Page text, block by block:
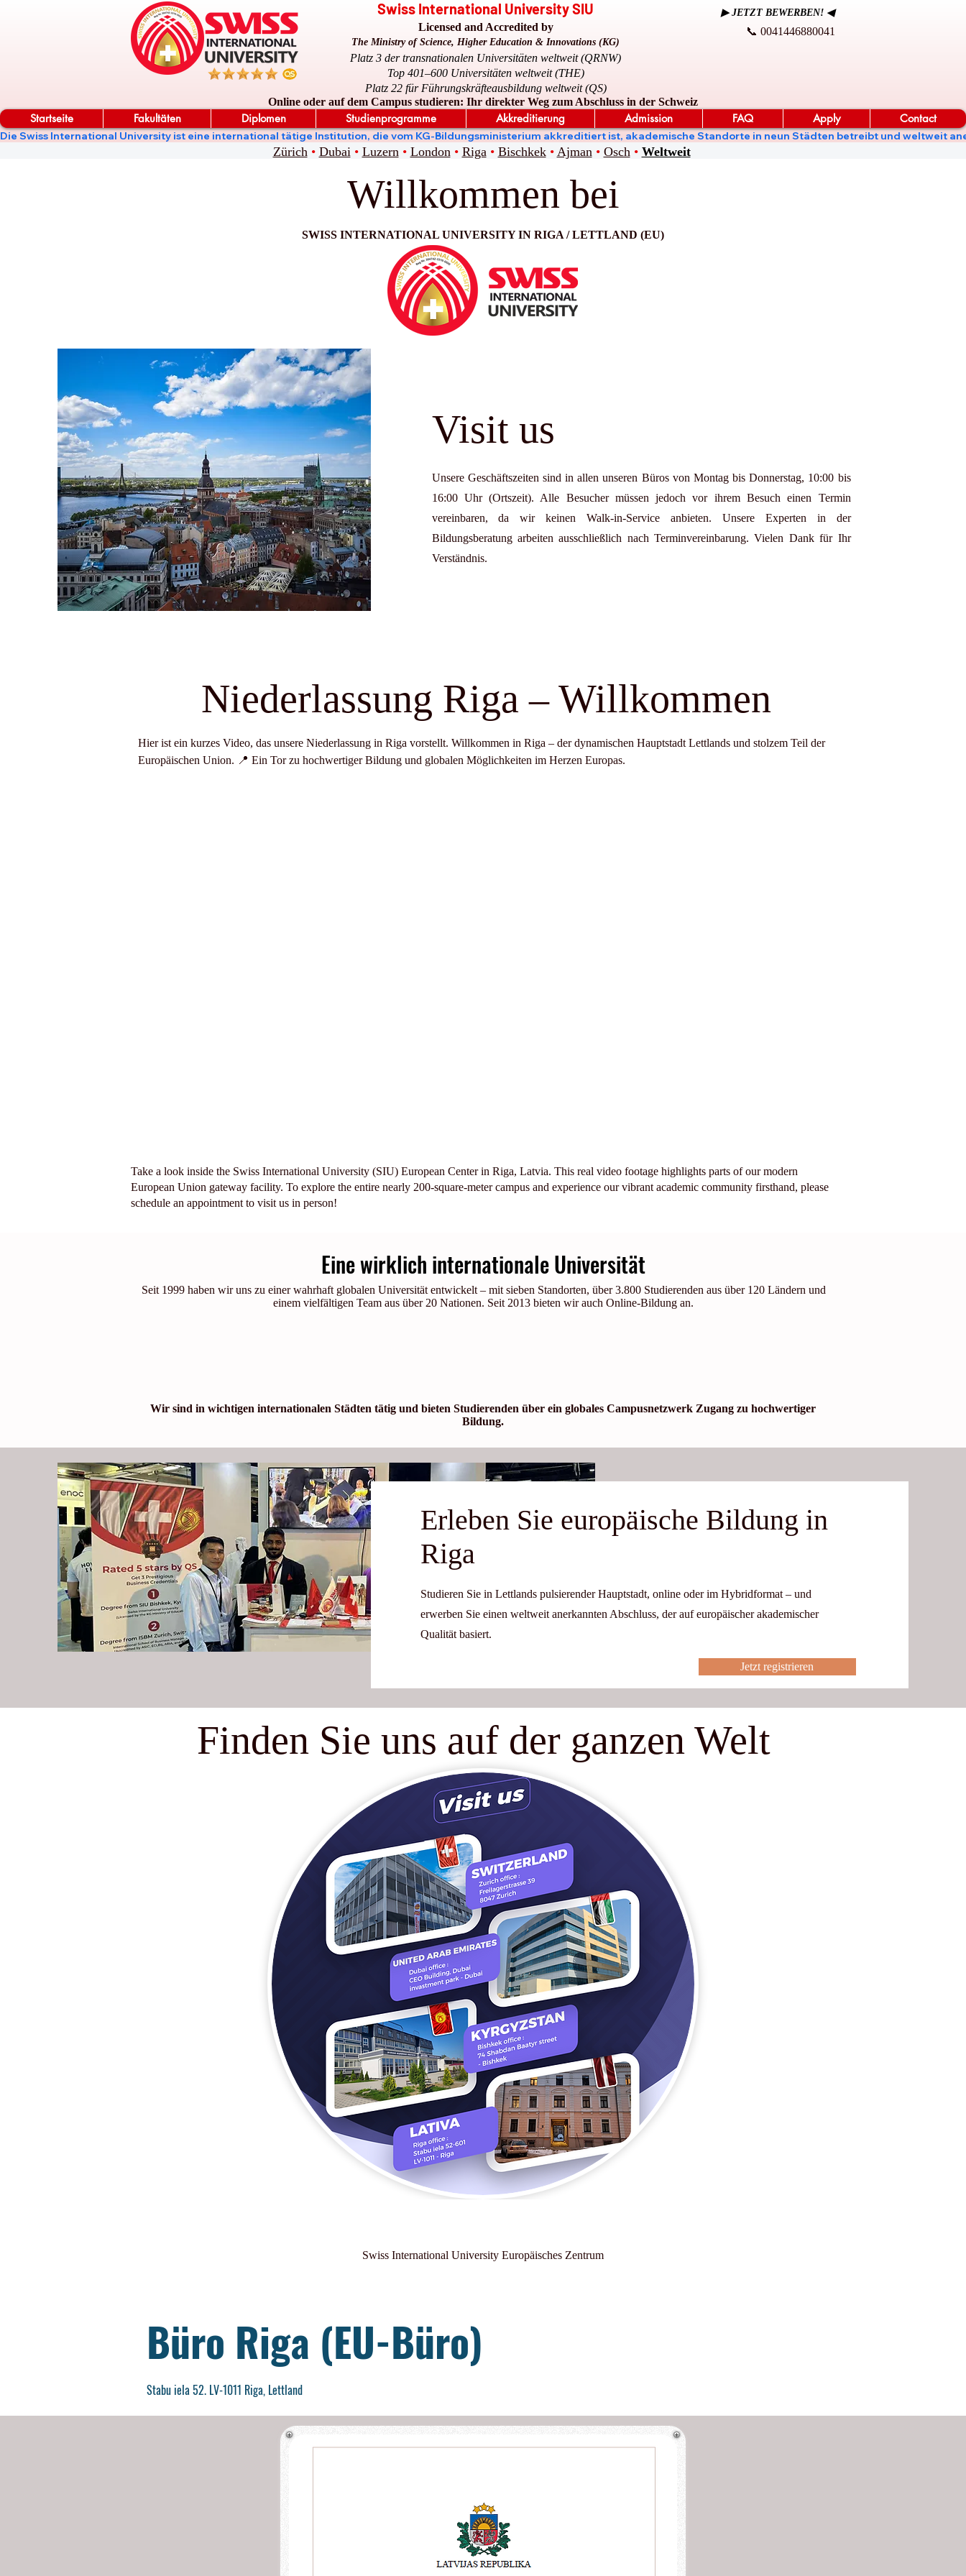
Swiss International University SIU
Licensed and Accredited by
The Ministry of Science, Higher Education & Innovations (KG)
Platz 3 der transnationalen Universitäten weltweit (QRNW)
Top 401–600 Universitäten weltweit (THE)
▶ JETZT BEWERBEN! ◀
📞 0041446880041
Platz 22 für Führungskräfteausbildung weltweit (QS)
Online oder auf dem Campus studieren: Ihr direkter Weg zum Abschluss in der Schweiz
Startseite Fakultäten Diplomen Studienprogramme Akkreditierung Admission FAQ Apply Contact
Die Swiss International University ist eine international tätige Institution, die vom KG-Bildungsministerium akkreditiert ist, akademische Standorte in neun Städten betreibt und weltweit
Zürich • Dubai • Luzern • London • Riga • Bischkek • Ajman • Osch • Weltweit
Willkommen bei
SWISS INTERNATIONAL UNIVERSITY IN RIGA / LETTLAND (EU)
Visit us
Unsere Geschäftszeiten sind in allen unseren Büros von Montag bis Donnerstag, 10:00 bis
16:00 Uhr (Ortszeit). Alle Besucher müssen jedoch vor ihrem Besuch einen Termin
vereinbaren, da wir keinen Walk-in-Service anbieten. Unsere Experten in der
Bildungsberatung arbeiten ausschließlich nach Terminvereinbarung. Vielen Dank für Ihr
Verständnis.
Niederlassung Riga – Willkommen
Hier ist ein kurzes Video, das unsere Niederlassung in Riga vorstellt. Willkommen in Riga – der dynamischen Hauptstadt Lettlands und stolzem Teil der
Europäischen Union. 📍 Ein Tor zu hochwertiger Bildung und globalen Möglichkeiten im Herzen Europas.
Take a look inside the Swiss International University (SIU) European Center in Riga, Latvia. This real video footage highlights parts of our modern
European Union gateway facility. To explore the entire nearly 200-square-meter campus and experience our vibrant academic community firsthand, please
schedule an appointment to visit us in person!
Eine wirklich internationale Universität
Seit 1999 haben wir uns zu einer wahrhaft globalen Universität entwickelt – mit sieben Standorten, über 3.800 Studierenden aus über 120 Ländern und
einem vielfältigen Team aus über 20 Nationen. Seit 2013 bieten wir auch Online-Bildung an.
Wir sind in wichtigen internationalen Städten tätig und bieten Studierenden über ein globales Campusnetzwerk Zugang zu hochwertiger
Bildung.
Erleben Sie europäische Bildung in
Riga
Studieren Sie in Lettlands pulsierender Hauptstadt, online oder im Hybridformat – und
erwerben Sie einen weltweit anerkannten Abschluss, der auf europäischer akademischer
Qualität basiert.
Jetzt registrieren
Finden Sie uns auf der ganzen Welt
Swiss International University Europäisches Zentrum
Büro Riga (EU-Büro)
Stabu iela 52. LV-1011 Riga, Lettland